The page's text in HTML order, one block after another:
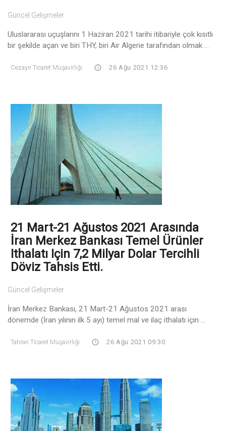
Güncel Gelişmeler
Uluslararası uçuşlarını 1 Haziran 2021 tarihi itibariyle çok kısıtlı
bir şekilde açan ve biri THY, biri Air Algerie tarafından olmak ...
Cezayir Ticaret Müşavirliği 26 Ağu 2021 12:36
21 Mart-21 Ağustos 2021 Arasında
İran Merkez Bankası Temel Ürünler
Ithalatı Için 7,2 Milyar Dolar Tercihli
Döviz Tahsis Etti.
Güncel Gelişmeler
İran Merkez Bankası, 21 Mart-21 Ağustos 2021 arası
dönemde (İran yılının ilk 5 ayı) temel mal ve ilaç ithalatı için ...
Tahran Ticaret Müşavirliği 26 Ağu 2021 09:30